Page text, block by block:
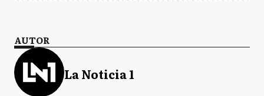
AUTOR
La Noticia 1